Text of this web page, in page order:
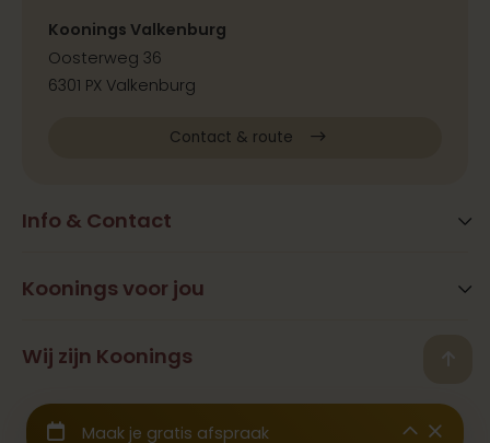
Info & Contact
FAQ
Vestigingen
Samenwerkingen & Pers
Koonings voor jou
Beauty
Trouwjurken
Wij zijn Koonings
Geschiedenis
Koonings Valkenburg
Oosterweg 36
6301 PX Valkenburg
Contact & route
Wij zijn aangesloten bij het
CBW Garantiefonds